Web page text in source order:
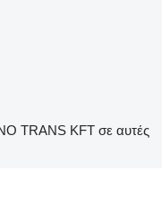
TRANS KFT σε αυτές